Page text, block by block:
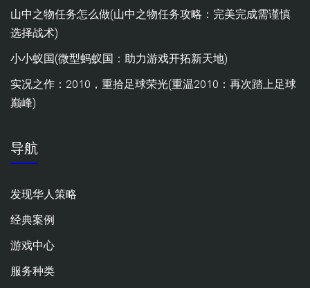
山中之物任务怎么做(山中之物任务攻略：完美完成需谨慎
选择战术)
小小蚁国(微型蚂蚁国：助力游戏开拓新天地)
实况之作：2010，重拾足球荣光(重温2010：再次踏上足球
巅峰)
导航
发现华人策略
经典案例
游戏中心
服务种类